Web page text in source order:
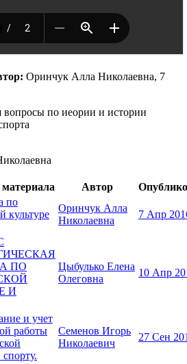
Оринчук Алла Николаевна, 7
вопросы по иеории и истории
Автор
по
культуре
Оринчук Алла
Николаевна
7 Апр
ПО
И
Цыбулько Елена
Олеговна
10 Апр
и учет
работы
спорту.
Семенов Игорь
Николаевич
27 Сен